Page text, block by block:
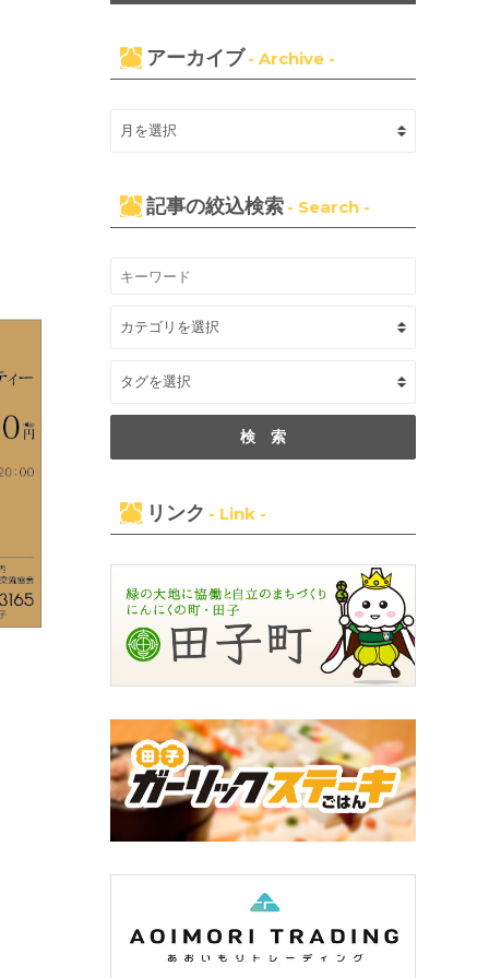
アーカイブ - Archive -
記事の絞込検索 - Search -
リンク - Link -